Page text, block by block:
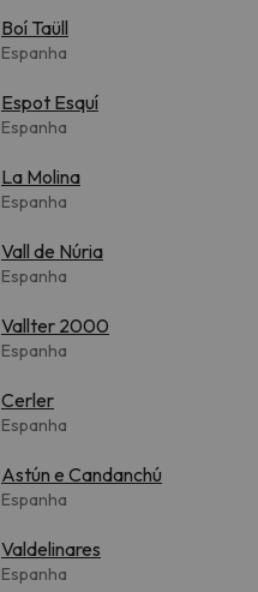
Boí Taüll
Espanha
Espot Esquí
Espanha
La Molina
Espanha
Vall de Núria
Espanha
Vallter 2000
Espanha
Cerler
Espanha
Astún e Candanchú
Espanha
Valdelinares
Espanha